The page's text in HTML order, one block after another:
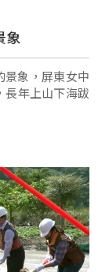
象
景象，屏東女中
長年上山下海跋